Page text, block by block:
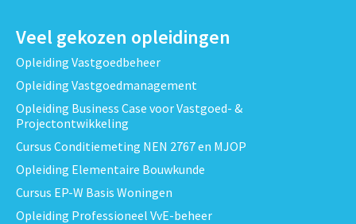
Veel gekozen opleidingen
Opleiding Vastgoedbeheer
Opleiding Vastgoedmanagement
Opleiding Business Case voor Vastgoed- &
Projectontwikkeling
Cursus Conditiemeting NEN 2767 en MJOP
Opleiding Elementaire Bouwkunde
Cursus EP-W Basis Woningen
Opleiding Professioneel VvE-beheer